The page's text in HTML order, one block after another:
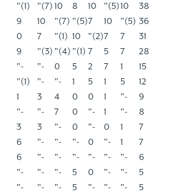
"(1) "(7) 10 8 10 "(5)10
38
9 10 "(7) "(5)7 10 "(5) 36
0 7 "(1) 10 "(2)7 7
31
9 "(3) "(4) "(1) 7 5 7
28
"- "- 0 5 2 7 1
15
"(1) "- "- 1 5 1 5
12
1 3 4 0 0 1 "-
9
"- "- 7 0 "- 1 "-
8
3 3 "- 0 "- 0 1
7
6 "- "- "- 0 "- 1
7
6 "- "- "- "- "- "-
6
"- "- "- 5 0 "- "-
5
"- "- "- 5 "- "- "-
5